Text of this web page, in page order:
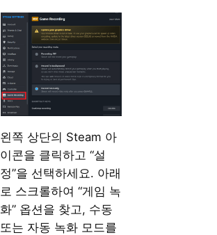
왼쪽 상단의 Steam 아
이콘을 클릭하고 “설
정”을 선택하세요. 아래
로 스크롤하여 “게임 녹
화” 옵션을 찾고, 수동
또는 자동 녹화 모드를